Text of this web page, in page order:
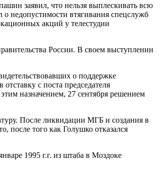
заявил, что нельзя выплескивать всю
о недопустимости втягивания спецслужб
акций у телестудии
России. В своем выступлении
о поддержке
с поста председателя
назначением, 27 сентября решением
После ликвидации МГБ и создания в
после того как Голушко отказался
1995 г.г. из штаба в Моздоке